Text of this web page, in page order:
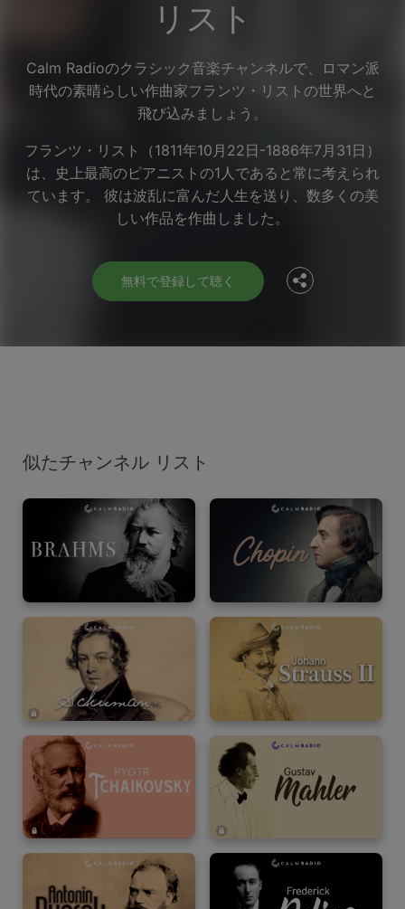
リスト
Calm Radioのクラシック音楽チャンネルで、ロマン派
時代の素晴らしい作曲家フランツ・リストの世界へと
飛び込みましょう。
フランツ・リスト（1811年10月22日-1886年7月31日）
は、史上最高のピアニストの1人であると常に考えられ
ています。 彼は波乱に富んだ人生を送り、数多くの美
しい作品を作曲しました。
無料で登録して聴く
Facebook
Twitter
似たチャンネル リスト